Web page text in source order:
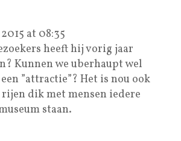
at 08:35
heeft hij vorig jaar
Kunnen we uberhaupt wel
”attractie”? Het is nou ook
dik met mensen iedere
staan.